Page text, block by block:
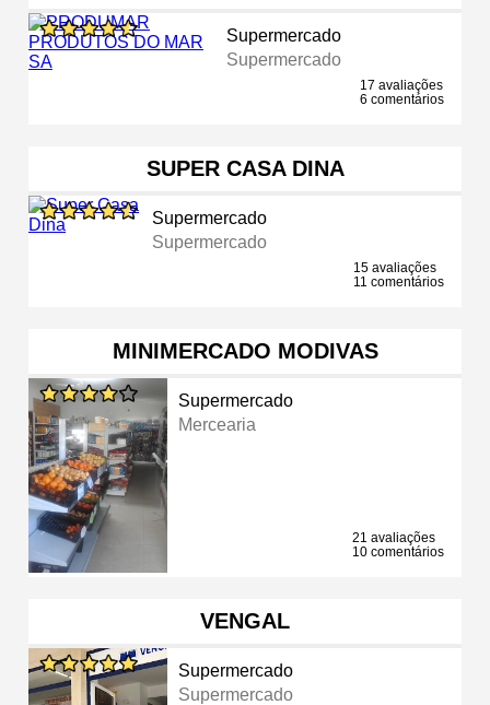
Supermercado
Supermercado
17 avaliações
6 comentários
SUPER CASA DINA
Supermercado
Supermercado
15 avaliações
11 comentários
MINIMERCADO MODIVAS
Supermercado
Mercearia
21 avaliações
10 comentários
VENGAL
Supermercado
Supermercado